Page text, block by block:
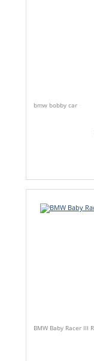
bmw bobby car
BMW Baby Racer III